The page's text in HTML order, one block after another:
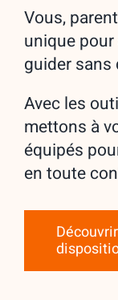
Vous,
unique
guider sans
Avec les
mettons à
équipés
en toute